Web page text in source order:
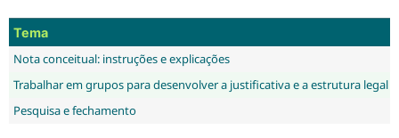
Tema
Nota conceitual: instruções e explicações
Trabalhar em grupos para desenvolver a justificativa e a estrutura legal
Pesquisa e fechamento